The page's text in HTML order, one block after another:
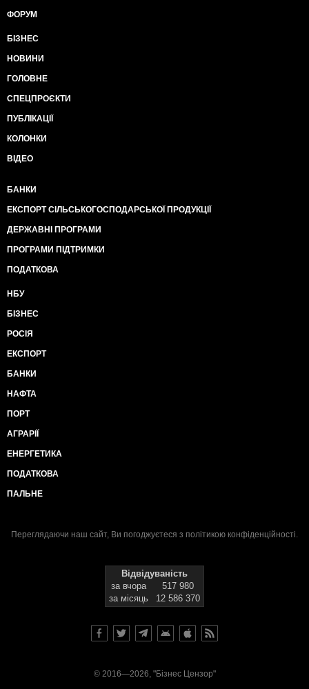
ФОРУМ
БІЗНЕС
НОВИНИ
ГОЛОВНЕ
СПЕЦПРОЄКТИ
ПУБЛІКАЦІЇ
КОЛОНКИ
ВІДЕО
БАНКИ
ЕКСПОРТ СІЛЬСЬКОГОСПОДАРСЬКОЇ ПРОДУКЦІЇ
ДЕРЖАВНІ ПРОГРАМИ
ПРОГРАМИ ПІДТРИМКИ
ПОДАТКОВА
НБУ
БІЗНЕС
РОСІЯ
ЕКСПОРТ
БАНКИ
НАФТА
ПОРТ
АГРАРІЇ
ЕНЕРГЕТИКА
ПОДАТКОВА
ПАЛЬНЕ
Переглядаючи наш сайт, Ви погоджуєтеся з політикою конфіденційності.
Відвідуваність
за вчора
517 980
за місяць
12 586 370
© 2016—2026, "Бізнес Цензор"